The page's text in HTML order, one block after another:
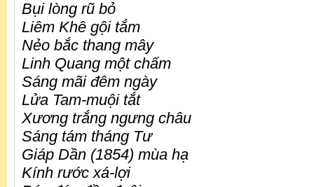
Bụi lòng rũ bỏ
Liêm Khê gội tắm
Nẻo bắc thang mây
Linh Quang một chấm
Sáng mãi đêm ngày
Lửa Tam-muội tắt
Xương trắng ngưng châu
Sáng tám tháng Tư
Giáp Dần (1854) mùa hạ
Kính rước xá-lợi